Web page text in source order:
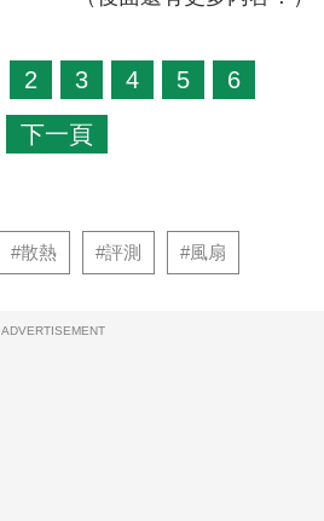
2 3 4 5 6
下一頁
#散熱 #評測 #風扇
ADVERTISEMENT